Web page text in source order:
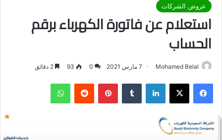
عروض الشركات
استعلام عن فاتورة الكهرباء برقم
الحساب
Mohamed Belal 7 مارس 2021 0
93
فيسبوك لينكدإن بينتيريست